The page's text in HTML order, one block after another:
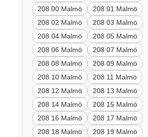
208 00 Malmö
208 01 Malmö
208 02 Malmö
208 03 Malmö
208 04 Malmö
208 05 Malmö
208 06 Malmö
208 07 Malmö
208 08 Malmö
208 09 Malmö
208 10 Malmö
208 11 Malmö
208 12 Malmö
208 13 Malmö
208 14 Malmö
208 15 Malmö
208 16 Malmö
208 17 Malmö
208 18 Malmö
208 19 Malmö